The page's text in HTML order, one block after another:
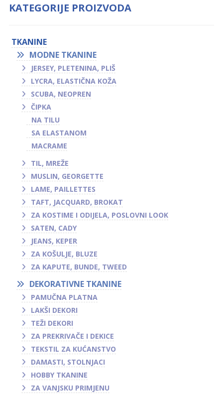
KATEGORIJE PROIZVODA
TKANINE
MODNE TKANINE
JERSEY, PLETENINA, PLIŠ
LYCRA, ELASTIČNA KOŽA
SCUBA, NEOPREN
ČIPKA
NA TILU
SA ELASTANOM
MACRAME
TIL, MREŽE
MUSLIN, GEORGETTE
LAME, PAILLETTES
TAFT, JACQUARD, BROKAT
ZA KOSTIME I ODIJELA, POSLOVNI LOOK
SATEN, CADY
JEANS, KEPER
ZA KOŠULJE, BLUZE
ZA KAPUTE, BUNDE, TWEED
DEKORATIVNE TKANINE
PAMUČNA PLATNA
LAKŠI DEKORI
TEŽI DEKORI
ZA PREKRIVAČE I DEKICE
TEKSTIL ZA KUĆANSTVO
DAMASTI, STOLNJACI
HOBBY TKANINE
ZA VANJSKU PRIMJENU